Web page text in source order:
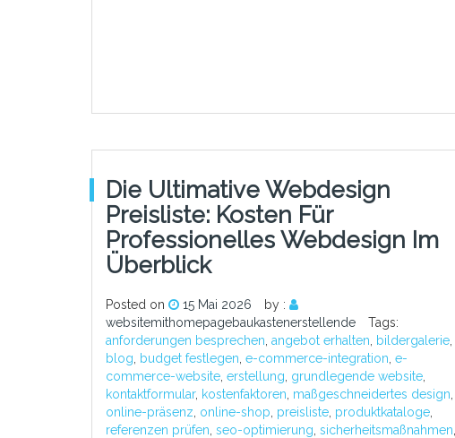
Die Ultimative Webdesign
Preisliste: Kosten Für
Professionelles Webdesign Im
Überblick
Posted on 15 Mai 2026
by :
websitemithomepagebaukastenerstellende
Tags:
anforderungen besprechen angebot erhalten bildergalerie
blog
budget festlegen e-commerce-integration e-
commerce-website erstellung grundlegende website
kontaktformular, kostenfaktoren maßgeschneidertes design
online-präsenz online-shop preisliste produktkataloge
referenzen prüfen seo-optimierung sicherheitsmaßnahmen